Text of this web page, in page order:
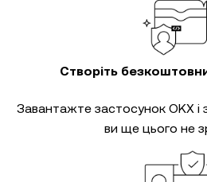
Створіть
Завантажте застосунок OKX
ви ще цього не